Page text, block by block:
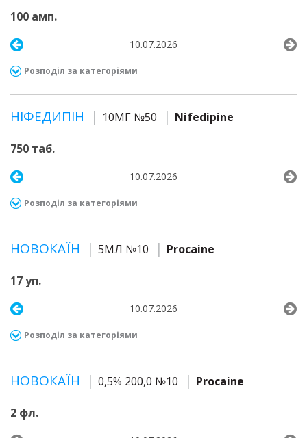
100 амп.
10.07.2026
Розподіл за категоріями
НІФЕДИПІН 10МГ №50 Nifedipine
750 таб.
10.07.2026
Розподіл за категоріями
НОВОКАЇН 5МЛ №10 Procaine
17 уп.
10.07.2026
Розподіл за категоріями
НОВОКАЇН 0,5% 200,0 №10 Procaine
2 фл.